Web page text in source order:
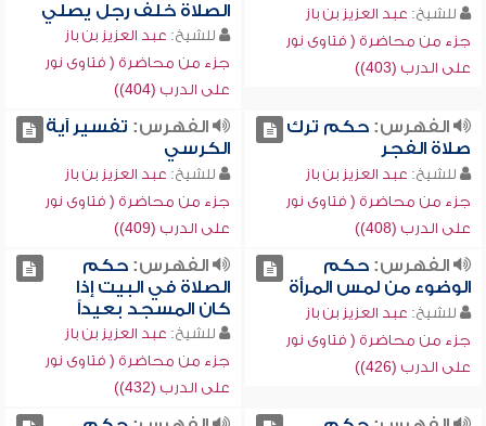
للشيخ: عبد العزيز بن باز
جزء من محاضرة ( فتاوى نور
على الدرب (403))
الصلاة خلف رجل يصلي
للشيخ: عبد العزيز بن باز
جزء من محاضرة ( فتاوى نور
على الدرب (404))
الفهرس:حكم ترك
صلاة الفجر
للشيخ: عبد العزيز بن باز
جزء من محاضرة ( فتاوى نور
على الدرب (408))
الفهرس: تفسير آية
الكرسي
للشيخ: عبد العزيز بن باز
جزء من محاضرة ( فتاوى نور
على الدرب (409))
الفهرس:حكم
الوضوء من لمس المرأة
للشيخ: عبد العزيز بن باز
جزء من محاضرة ( فتاوى نور
على الدرب (426))
الفهرس:حكم
الصلاة في البيت إذا
كان المسجد بعيداً
للشيخ: عبد العزيز بن باز
جزء من محاضرة ( فتاوى نور
على الدرب (432))